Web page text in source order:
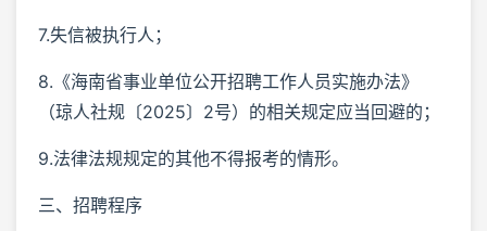
7.失信被执行人；
8.《海南省事业单位公开招聘工作人员实施办法》
（琼人社规〔2025〕2号）的相关规定应当回避的；
9.法律法规规定的其他不得报考的情形。
三、招聘程序